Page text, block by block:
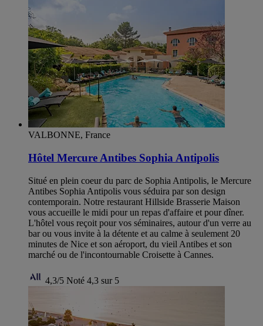
VALBONNE, France
Hôtel Mercure Antibes Sophia Antipolis
Situé en plein coeur du parc de Sophia Antipolis, le Mercure
Antibes Sophia Antipolis vous séduira par son design
contemporain. Notre restaurant Hillside Brasserie Maison
vous accueille le midi pour un repas d'affaire et pour dîner.
L'hôtel vous reçoit pour vos séminaires, autour d'un verre au
bar ou vous invite à la détente et au calme à seulement 20
minutes de Nice et son aéroport, du vieil Antibes et son
marché ou de l'incontournable Croisette à Cannes.
4,3/5 Noté 4,3 sur 5